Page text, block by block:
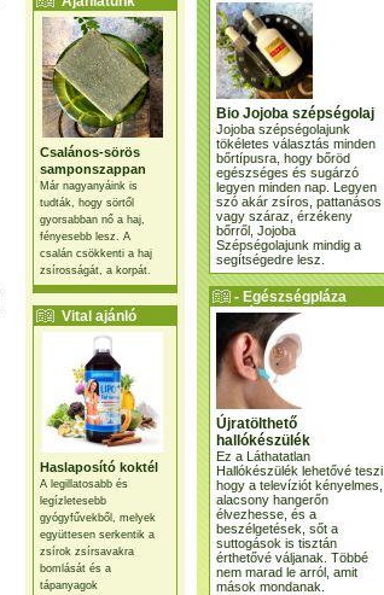
Csalános-sörös
samponszappan
Már nagyanyáink is
tudták, hogy sörtől
gyorsabban nő a haj,
fényesebb lesz. A
csalán csökkenti a haj
zsírosságát, a korpát.
Vital ajánló
Haslaposító koktél
A legillatosabb és
legízletesebb
gyógyfűvekből, melyek
együttesen serkentik a
zsírok zsírsavakra
bomlását és a
tápanyagok
Bio Jojoba szépségolaj
Jojoba szépségolajunk
tökéletes választás minden
bőrtípusra, hogy bőröd
egészséges és sugárzó
legyen minden nap. Legyen
szó akár zsíros, pattanásos
vagy száraz, érzékeny
bőrről, Jojoba
Szépségolajunk mindig a
segítségedre lesz.
- Egészségpláza
ajánlatunk -
Újratölthető
hallókészülék
Ez a Láthatatlan
Hallókészülék lehetővé teszi,
hogy a televíziót kényelmes,
alacsony hangerőn
élvezhesse, és a
beszélgetések, sőt a
suttogások is tisztán
érthetővé váljanak. Többé
nem marad le arról, amit
mások mondanak.